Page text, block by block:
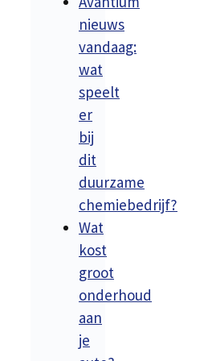
nieuws
vandaag:
wat
speelt
er
bij
dit
duurzame
chemiebedrijf?
Wat
kost
groot
onderhoud
aan
je